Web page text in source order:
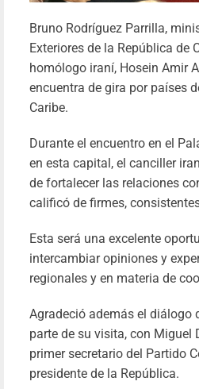
Bruno Rodríguez Parrilla,
Exteriores de la República de
homólogo iraní, Hosein Amir
encuentra de gira por países
Caribe.
Durante el encuentro en el
en esta capital, el canciller
de fortalecer las relaciones
calificó de firmes,
Esta será una excelente
intercambiar opiniones y
regionales y en materia de
Agradeció además el diálogo
parte de su visita, con Miguel
primer secretario del Partido
presidente de la República.